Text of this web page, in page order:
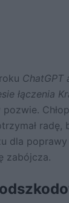
ChatGPT
łączenia
radę,
dla
zabójcza.